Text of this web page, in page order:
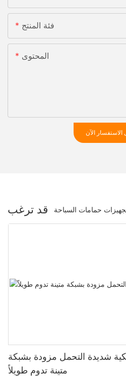
فئة المنتج
المحتوى
الاستفسار الآن
قد ترغب حمامات السباحة
شديدة التحمل مزودة بشبكة
متينة تدوم طويلاً